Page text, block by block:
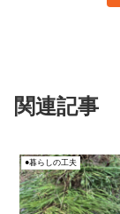
関連記事
●暮らしの工夫